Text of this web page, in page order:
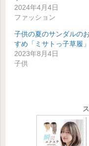
2024年4月4日
ファッション
子供の夏のサンダルの
すめ「ミサトっ子草履」
2023年8月4日
子供